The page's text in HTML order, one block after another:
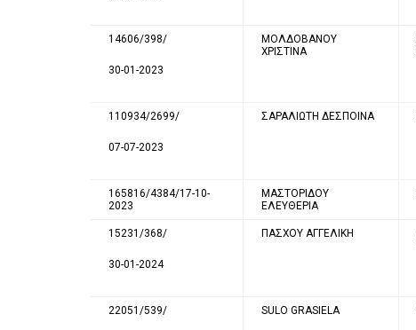
14606/398/
30-01-2023
ΜΟΛΔΟΒΑΝΟΥ
ΧΡΙΣΤΙΝΑ
110934/2699/
07-07-2023
ΣΑΡΑΛΙΩΤΗ ΔΕΣΠΟΙΝΑ
165816/4384/17-10-
2023
ΜΑΣΤΟΡΙΔΟΥ
ΕΛΕΥΘΕΡΙΑ
15231/368/
30-01-2024
ΠΑΣΧΟΥ ΑΓΓΕΛΙΚΗ
22051/539/ SULO GRASIELA